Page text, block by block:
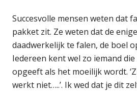
Succesvolle mensen weten dat
pakket zit. Ze weten dat de
daadwerkelijk te falen, de boel
Iedereen kent wel zo iemand
opgeeft als het moeilijk wordt.
werkt niet…..’. Ik wed dat je dit